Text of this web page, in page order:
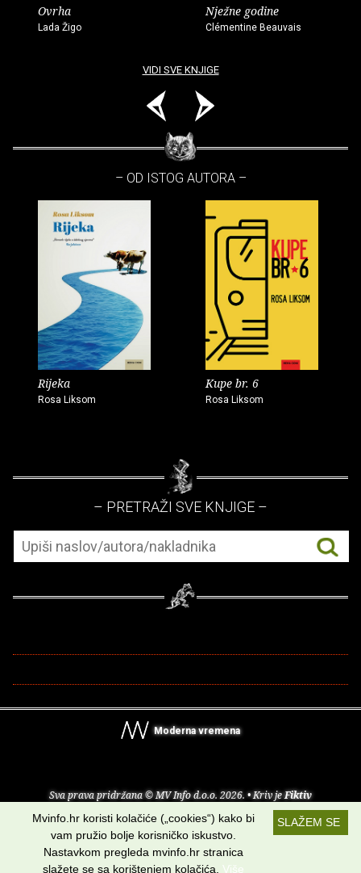
Ovrha
Lada Žigo
Nježne godine
Clémentine Beauvais
VIDI SVE KNJIGE
– OD ISTOG AUTORA –
Rijeka
Rosa Liksom
Kupe br. 6
Rosa Liksom
– PRETRAŽI SVE KNJIGE –
Moderna vremena
Sva prava pridržana © MV Info d.o.o. 2026. • Kriv jeFiktiv
O nama• Pomoć• Uvjeti korištenja•RSS kanali
Potraži nas na:
SLAŽEM SE
Mvinfo.hr koristi kolačiće („cookies“) kako bi
vam pružio bolje korisničko iskustvo.
Nastavkom pregleda mvinfo.hr stranica
slažete se sa korištenjem kolačića. Više